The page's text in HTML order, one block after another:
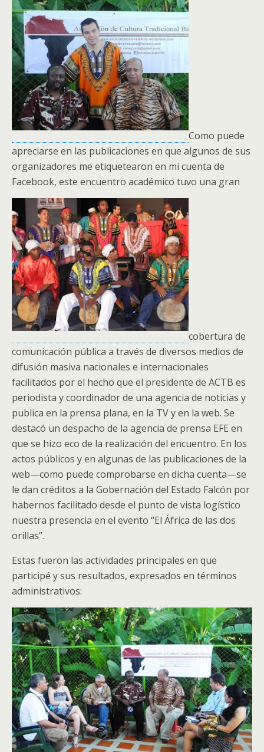
Como puede
apreciarse en las publicaciones en que algunos de sus
organizadores me etiquetearon en mi cuenta de
Facebook, este encuentro académico tuvo una gran
cobertura de
comunicación pública a través de diversos medios de
difusión masiva nacionales e internacionales
facilitados por el hecho que el presidente de ACTB es
periodista y coordinador de una agencia de noticias y
publica en la prensa plana, en la TV y en la web. Se
destacó un despacho de la agencia de prensa EFE en
que se hizo eco de la realización del encuentro. En los
actos públicos y en algunas de las publicaciones de la
web—como puede comprobarse en dicha cuenta—se
le dan créditos a la Gobernación del Estado Falcón por
habernos facilitado desde el punto de vista logístico
nuestra presencia en el evento “El África de las dos
orillas”.
Estas fueron las actividades principales en que
participé y sus resultados, expresados en términos
administrativos: